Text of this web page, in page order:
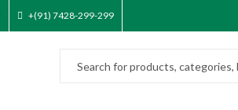
+(91) 7428-299-299